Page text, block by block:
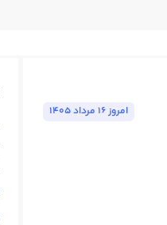
امروز ١٦ مرداد ١٤٠٥